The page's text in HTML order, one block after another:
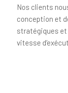
Nos clients
conception et
stratégiques et
vitesse